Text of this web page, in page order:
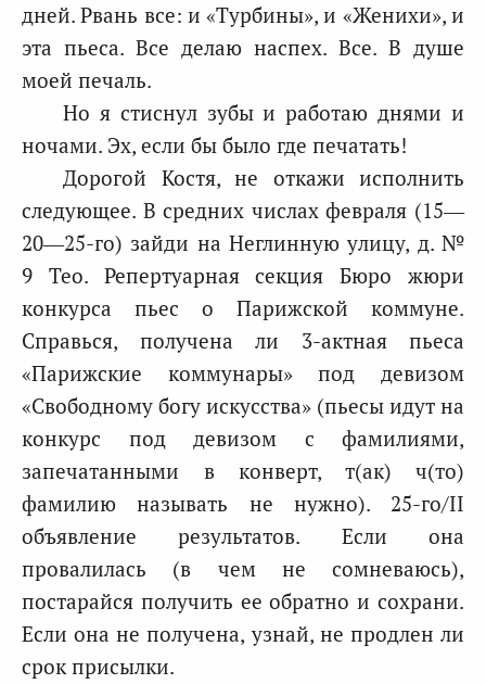
дней. Рвань все: и «Турбины», и «Женихи», и
эта пьеса. Все делаю наспех. Все. В душе
моей печаль.
Но я стиснул зубы и работаю днями и
ночами. Эх, если бы было где печатать!
Дорогой Костя, не откажи исполнить
следующее. В средних числах февраля (15—
20—25-го) зайди на Неглинную улицу, д. №
9 Тео. Репертуарная секция Бюро жюри
конкурса пьес о Парижской коммуне.
Справься, получена ли 3-актная пьеса
«Парижские коммунары» под девизом
«Свободному богу искусства» (пьесы идут на
конкурс под девизом с фамилиями,
запечатанными в конверт, т(ак) ч(то)
фамилию называть не нужно). 25-го/II
объявление результатов. Если она
провалилась (в чем не сомневаюсь),
постарайся получить ее обратно и сохрани.
Если она не получена, узнай, не продлен ли
срок присылки.